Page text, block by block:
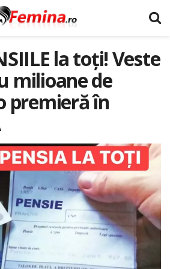
la toți! Veste
milioane de
premieră în